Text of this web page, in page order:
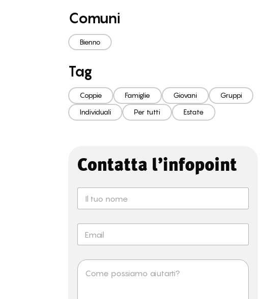
Comuni
Bienno
Tag
Coppie Famiglie Giovani Gruppi
Individuali Per tutti Estate
Contatta l’infopoint
m
e
a
lM